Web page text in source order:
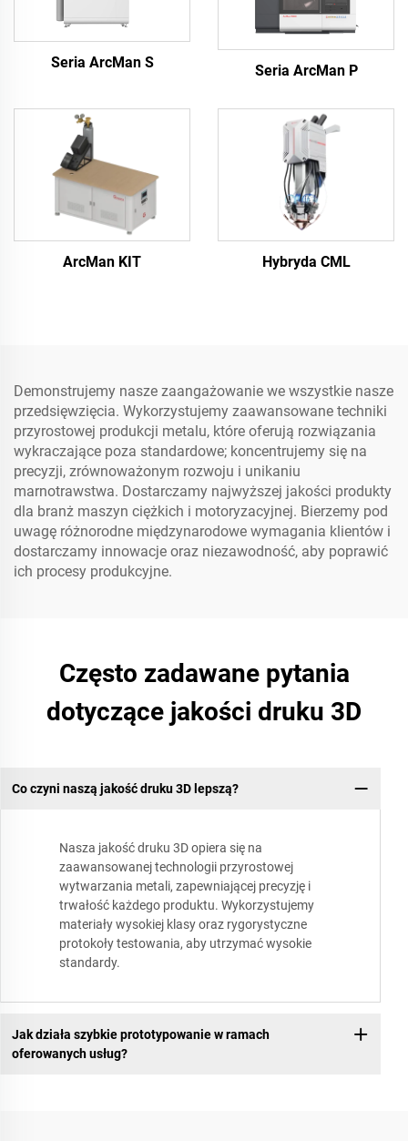
Seria ArcMan S Seria ArcMan P
ArcMan KIT Hybryda CML
Demonstrujemy nasze zaangażowanie we wszystkie nasze
przedsięwzięcia. Wykorzystujemy zaawansowane techniki
przyrostowej produkcji metalu, które oferują rozwiązania
wykraczające poza standardowe; koncentrujemy się na
precyzji, zrównoważonym rozwoju i unikaniu
marnotrawstwa. Dostarczamy najwyższej jakości produkty
dla branż maszyn ciężkich i motoryzacyjnej. Bierzemy pod
uwagę różnorodne międzynarodowe wymagania klientów i
dostarczamy innowacje oraz niezawodność, aby poprawić
ich procesy produkcyjne.
Często zadawane pytania
dotyczące jakości druku 3D
Co czyni naszą jakość druku 3D lepszą?
Nasza jakość druku 3D opiera się na
zaawansowanej technologii przyrostowej
wytwarzania metali, zapewniającej precyzję i
trwałość każdego produktu. Wykorzystujemy
materiały wysokiej klasy oraz rygorystyczne
protokoły testowania, aby utrzymać wysokie
standardy.
Jak działa szybkie prototypowanie w ramach
oferowanych usług?